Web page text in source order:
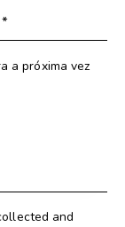
a próxima vez
and